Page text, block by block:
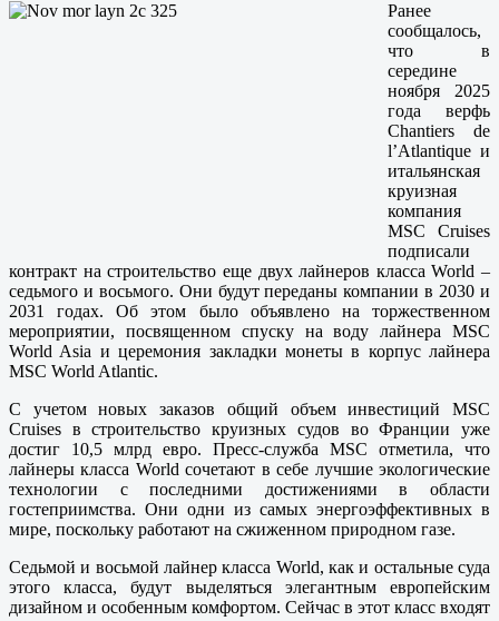
Ранее
сообщалось,
что в
середине
ноября 2025
года верфь
Chantiers de
l’Atlantique и
итальянская
круизная
компания
MSC Cruises
подписали
контракт на строительство еще двух лайнеров класса World –
седьмого и восьмого. Они будут переданы компании в 2030 и
2031 годах. Об этом было объявлено на торжественном
мероприятии, посвященном спуску на воду лайнера MSC
World Asia и церемония закладки монеты в корпус лайнера
MSC World Atlantic.
С учетом новых заказов общий объем инвестиций MSC
Cruises в строительство круизных судов во Франции уже
достиг 10,5 млрд евро. Пресс-служба MSC отметила, что
лайнеры класса World сочетают в себе лучшие экологические
технологии с последними достижениями в области
гостеприимства. Они одни из самых энергоэффективных в
мире, поскольку работают на сжиженном природном газе.
Седьмой и восьмой лайнер класса World, как и остальные суда
этого класса, будут выделяться элегантным европейским
дизайном и особенным комфортом. Сейчас в этот класс входят